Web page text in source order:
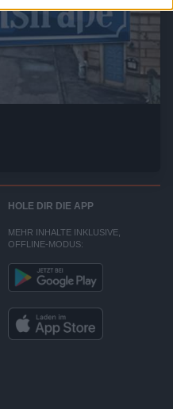
HOLE DIR DIE APP
MEHR INHALTE INKLUSIVE,
OFFLINE-MODUS: